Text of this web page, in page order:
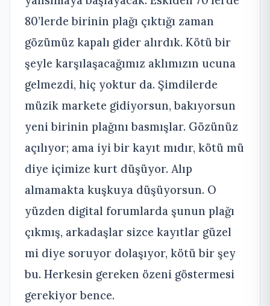
80’lerde birinin plağı çıktığı zaman
gözümüz kapalı gider alırdık. Kötü bir
şeyle karşılaşacağımız aklımızın ucuna
gelmezdi, hiç yoktur da. Şimdilerde
müzik markete gidiyorsun, bakıyorsun
yeni birinin plağını basmışlar. Gözünüz
açılıyor; ama iyi bir kayıt mıdır, kötü mü
diye içimize kurt düşüyor. Alıp
almamakta kuşkuya düşüyorsun. O
yüzden digital forumlarda şunun plağı
çıkmış, arkadaşlar sizce kayıtlar güzel
mi diye soruyor dolaşıyor, kötü bir şey
bu. Herkesin gereken özeni göstermesi
gerekiyor bence.